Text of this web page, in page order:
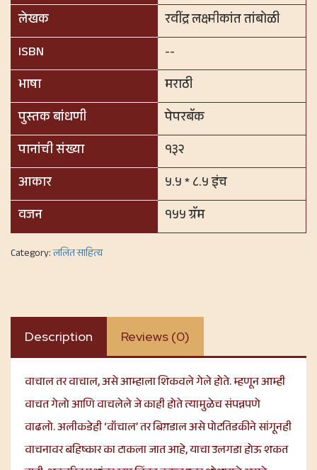
लेखक
रवींद्र लक्ष्मीकांत तांबोळी
ISBN
--
भाषा
मराठी
पुस्तक बांधणी
पेपरबॅक
पानांची संख्या
१३२
आकार
५.५ * ८.५ इंच
वजन
१५५ ग्रॅम
Category:ललित साहित्य
Description Reviews (0)
वाचाल तर वाचाल, असे आम्हाला शिकवले गेले होते. म्हणून आम्ही
वाचत गेलो आणि वाचलेले जे काही होते त्यामुळेच संपन्नपणे
वाढलो. अलीकडेही ‘वॉचाल’ तर बिग़डाल असे पोटतिडकीने सांगूनही
वाचनावर बहिष्कार का टाकला जात आहे, याचा उलगडा होऊ शकत